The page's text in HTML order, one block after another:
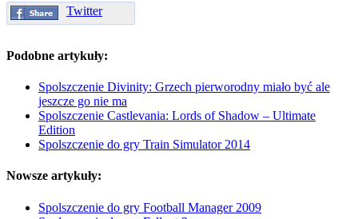
Twitter
Podobne artykuły:
Spolszczenie Divinity: Grzech pierworodny miało być ale
jeszcze go nie ma
Spolszczenie Castlevania: Lords of Shadow – Ultimate
Edition
Spolszczenie do gry Train Simulator 2014
Nowsze artykuły:
Spolszczenie do gry Football Manager 2009